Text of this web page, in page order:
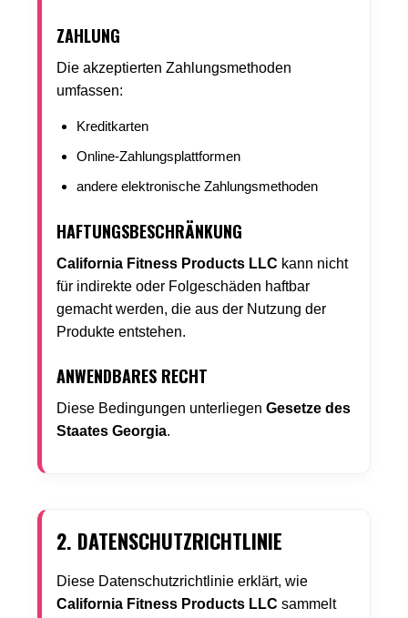
ZAHLUNG
Die akzeptierten Zahlungsmethoden
umfassen:
Kreditkarten
Online-Zahlungsplattformen
andere elektronische Zahlungsmethoden
HAFTUNGSBESCHRÄNKUNG
California Fitness Products LLC kann nicht
für indirekte oder Folgeschäden haftbar
gemacht werden, die aus der Nutzung der
Produkte entstehen.
ANWENDBARES RECHT
Diese Bedingungen unterliegen Gesetze des
Staates Georgia.
2. DATENSCHUTZRICHTLINIE
Diese Datenschutzrichtlinie erklärt, wie
California Fitness Products LLC sammelt